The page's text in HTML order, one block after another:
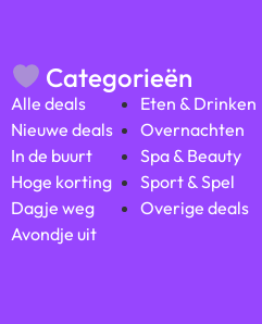
Categorieën
Alle deals
Nieuwe deals
In de buurt
Hoge korting
Dagje weg
Avondje uit
Eten & Drinken
Overnachten
Spa & Beauty
Sport & Spel
Overige deals